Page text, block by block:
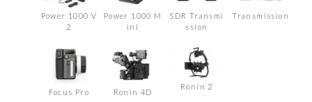
Power 1000 V
2
Power 1000 M
ini
SDR Transmi
ssion
Transmission
Focus Pro Ronin 4D
Ronin 2